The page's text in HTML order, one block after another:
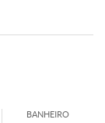
BANHEIRO